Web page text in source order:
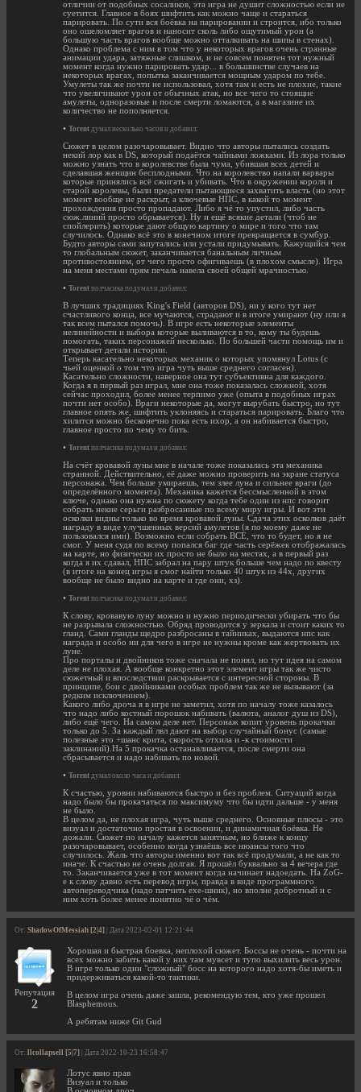
отличии от подобных сосаликов, эта игра не душит сложностью если не
суетится. Главное в боях шифтить как можно чаще и стараться
парировать. По сути вся боёвка на парировании и строится, ибо только
оно ошеломляет врагов и наносит сколь либо ощутимый урон (а
большую часть врагов вообще можно отталкивать на шипы в стенах).
Однако проблема с ним в том что у некоторых врагов очень странные
анимации удара, затяжные слишком, и не совсем понятен тот нужный
момент когда нужно парировать удар... в большинстве случаев на
некоторых врагах, попытка заканчивается мощным ударом по тебе.
Умулеты так же почти не использовал, хотя там и есть не плохие, такие
что увеличивают урон от обычных атак, но все чего то стоящие
амулеты, одноразовые и после смерти ломаются, а в магазине их
количество не пополняется.
• Torent думал несколько часов и добавил:
Cюжет в целом разочаровывает. Видно что авторы пытались создать
некий лор как в DS, который подаётся чайными ложками. Из лора только
можно узнать что в королевстве была чума, убившая всех детей и
сделавшая женщин бесплодными. Что на королевство напали варвары
которые принялись всё сжигать и убивать. Что в окружении короля и
старой королевы, были предатели пытающиеся захватить власть (но этот
момент вообще не раскрыт, а ключевые НПС, в какой то момент
прохождения просто пропадают. Либо я чё то упустил, либо часть
сюж.линий просто обрывается). Ну и ещё всякие детали (чтоб не
спойлерить) которые дают общую картину о мире и того что там
случилось. Однако всё это в конечном итоге превращается в сумбур.
Будто авторы сами запутались или устали придумывать. Кажущийся чем
то глобальным сюжет, заканчивается банальным личным
противостоянием, от чего просто офигиваешь (в плохом смысле). Игра
на меня местами прям печаль навела своей общей мрачностью.
• Torent полчасика подумал и добавил:
В лучших традициях King's Field (авторов DS), ни у кого тут нет
счастливого конца, все мучаются, страдают и в итоге умирают (ну или я
так всем пытался помочь). В игре есть некоторые элементы
нелинейности и выбора которые выливаются в то, кому ты будешь
помогать, таких персонажей несколько. По большей части помощь им и
открывает детали истории.
Теперь касательно некоторых механик о которых упомянул Lotus (с
чьей оценкой о том что игра чуть выше среднего согласен).
Касательно сложности, наверное она тут субъективна для каждого.
Когда я в первый раз играл, мне она тоже показалась сложной, хотя
сейчас проходил, более менее терпимо уже (опыта в подобных играх
почти нет особо). Враги некоторые да, могут вырубать быстро, но тут
главное опять же, шифтить уклоняясь и стараться парировать. Благо что
хилится можно бесконечно пока есть ихор, а он набивается быстро,
главное просто по чему то бить.
• Torent полчасика подумал и добавил:
На счёт кровавой луны мне в начале тоже показалась эта механика
странной. Действительно, её даже можно проверить на экране статуса
персонажа. Чем больше умираешь, тем злее луна и сильнее враги (до
определённого момента). Механика кажется бессмысленной в этом
ключе, однако она нужна по сюжету когда тебе один из нпс говорит
собрать некие серьги разбросанные по всему миру игры. И вот эти
осколки видны только во время кровавой луны. Сдача этих осколков даёт
награду в виде улучшенных версий амулетов (я по моему даже не
пользовался ими). Возможно если собрать ВСЕ, что то будет, но я не
смог. У меня судя по всему попался баг где часть серёжек отображалась
на карте, но физически их просто не было на местах, а в первый раз
когда я их сдавал, НПС забрал на пару штук больше чем надо по квесту
(в итоге на конец игры я смог найти только 40 штук из 44х, других
вообще не было видно на карте и где они, хз).
• Torent полчасика подумал и добавил:
К слову, кровавую луну можно и нужно периодически убирать что бы
не разрывала сложностью. Обряд проводится у зеркала и стоит каких то
гланд. Сами гланды щедро разбросаны в тайниках, выдаются нпс как
награда и особо ни для чего в игре не нужны кроме как жертвовать их
луне.
Про порталы и двойников тоже сначала не понял, но тут идея на самом
деле не плохая. А вообще конкретно этот элемент игры так же чисто
сюжетный и впоследствии раскрывается с интересной стороны. В
принципе, бои с двойниками особых проблем так же не вызывают (за
редким исключением).
Какого либо дроча я в игре не заметил, хотя по началу тоже казалось
что надо либо костный порошок набивать (валюта, аналог душ из DS),
либо ещё чего. На самом деле нет. Персонаж копит уровень прокачки
только до 5. За каждый лвл дают на выбор случайный бонус (самые
полезные это +шанс крита, скорость отхила и -к стоимости
заклинаний).На 5 прокачка останавливается, после смерти она
сбрасывается и надо набивать по новой.
• Torent думал около часа и добавил:
К счастью, уровни набиваются быстро и без проблем. Ситуаций когда
надо было бы прокачаться по максимуму что бы идти дальше - у меня
не было.
В целом да, не плохая игра, чуть выше среднего. Основные плюсы - это
визуал и достаточно простая в освоении, и динамичная боёвка. Не
дожали. Сюжет по началу кажется занятным, но ближе к концу
разочаровывает, особенно когда узнаёшь все нюансы того что
случилось. Жаль что авторы именно вот так всё продумали, а не как то
иначе. К счастью не очень долгая. Я прошёл буквально за 4 вечера где
то. Заканчивается уже в тот момент когда начинает надоедать. На ZoG-
е к слову давно есть перевод игры, правда в виде программного
автопереводчика (надо патчить exe-шник), но вполне добротный и с
ним хоть более менее понятно чё о чём.
От: ShadowOfMessiah [2|4] | Дата 2023-02-01 12:21:44
Репутация
2
Хорошая и быстрая боевка, неплохой сюжет. Боссы не очень - почти на
всех можно забить какой у них там мувсет и тупо выхилить весь урон.
В игре только один "сложный" босс на которого надо хотя-бы иметь и
придерживаться какой-то тактики.
В целом игра очень даже зашла, рекомендую тем, кто уже прошел
Blasphemous.
А ребятам ниже Git Gud
От: llcollapsell [5|7] | Дата 2022-10-23 16:58:47
Лотус явно прав
Визуал и только